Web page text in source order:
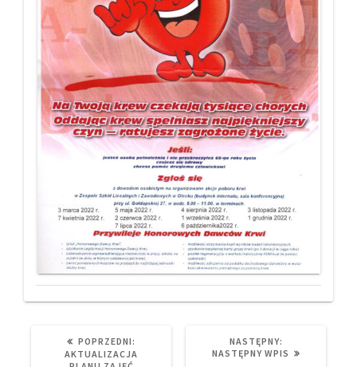
POPRZEDNI:
POST:
AKTUALIZACJA
NASTĘPNY:
POST:
NASTĘPNY WPIS